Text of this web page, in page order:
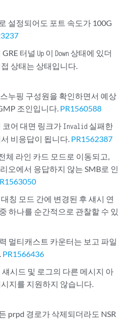
설정되어도 포트 속도가 100G
GRE 터널Up 이Down 상태에 있더
상태는 상태입니다.
누핑 구성원을 확인하면서 예상
조인입니다. PR1560588
코어 대면 링크가 Invalid 실패한
비응답이 됩니다. PR1562387
체 라인 카드 모드로 이동되고,
오에서 응답하지 않는 SMB로 인
칭 모드 간에 변경된 후 섀시 연
하나를 순간적으로 관찰할 수 있
멀티캐스트 카운터는 보고 파일
PR1566436
시드 및 로그의 다른 메시지 아
지를 지원하지 않습니다.
prpd 경로가 삭제되더라도 NSR